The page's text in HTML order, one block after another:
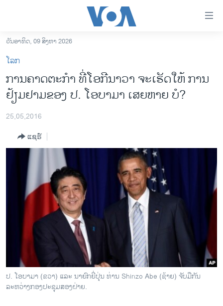
ເຂົ້າ
ຫາ
ຂ້າມ
ຂ້າມ
ຫາ
ອາເມຣິກາ
ການເລືອກຕັ້ງ ປະທານາທີບໍດີ ສະຫະລັດ 2024
ຂ່າວ​ຈີນ
ໂລກ
ເອເຊຍ
ອິດສະຫຼະພາບດ້ານການຂ່າວ
ຊີວິດຊາວລາວ
ຊຸມຊົນຊາວລາວ
ວິທະຍາສາດ-ເທັກໂນໂລຈີ
ພາສາອັງກິດ
ວີດີໂອ
ວັນອາທິດ, 09 ສິງຫາ 2026
ໂລກ
ການຄາດຕະກຳ ທີ່ໂອກີນາວາ ຈະເຮັດໃຫ້ ການ
ຢ້ຽມຢາມຂອງ ປ. ໂອບາມາ ເສຍຫາຍ ບໍ?
25,05,2016
ແຊຣ໌
ປ. ໂອບາມາ (ຂວາ) ແລະ ນາຍົກຍີ່ປຸ່ນ ທ່ານ Shinzo Abe (ຊ້າຍ) ຈັບມືກັນ
ລະຫວ່າງກອງປະຊຸມສອງຝ່າຍ.